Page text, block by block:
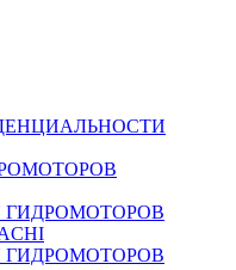
ГИДРОМОТОРОВ
ГИДРОМОТОРОВ